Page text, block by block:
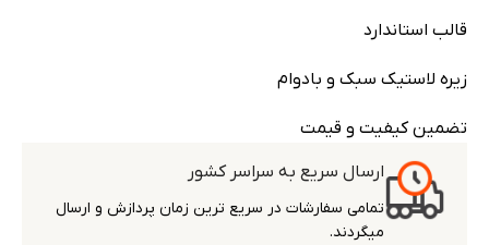
قالب استاندارد
زیره لاستیک سبک و بادوام
تضمین کیفیت و قیمت
ارسال سریع به سراسر کشور
تمامی سفارشات در سریع ترین زمان پردازش و ارسال
میگردند.